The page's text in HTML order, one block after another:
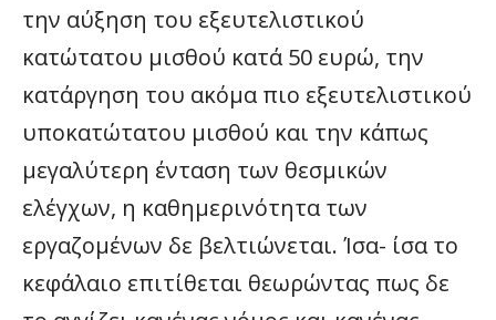
την αύξηση του εξευτελιστικού
κατώτατου μισθού κατά 50 ευρώ, την
κατάργηση του ακόμα πιο εξευτελιστικού
υποκατώτατου μισθού και την κάπως
μεγαλύτερη ένταση των θεσμικών
ελέγχων, η καθημερινότητα των
εργαζομένων δε βελτιώνεται. Ίσα- ίσα το
κεφάλαιο επιτίθεται θεωρώντας πως δε